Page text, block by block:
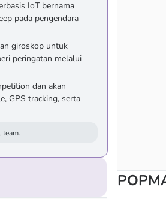
IoT bernama
pada pengendara
giroskop untuk
peringatan melalui
dan akan
GPS tracking, serta